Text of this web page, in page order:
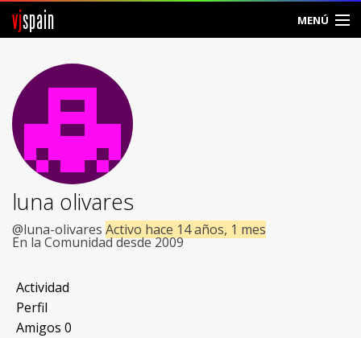
vjspain MENÚ
Foros
Noticias
Vjspain
Ayuda
Contacto
Entrar
Crear Cuenta
luna olivares
@luna-olivares Activo hace 14 años, 1 mes
En la Comunidad desde 2009
Actividad
Perfil
Amigos 0